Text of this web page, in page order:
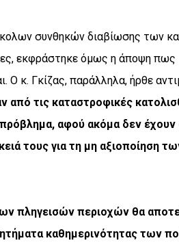
συνθηκών διαβίωσης των
εκφράστηκε όμως η άποψη
Ο κ. Γκίζας, παράλληλα, ήρθε
τις καταστροφικές
αφού ακόμα δεν έχουν
τους για τη μη αξιοποίηση
πληγεισών περιοχών θα
καθημερινότητας των